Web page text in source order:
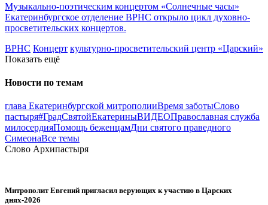
Музыкально-поэтическим концертом «Солнечные часы»
Екатеринбургское отделение ВРНС открыло цикл духовно-
просветительских концертов.
ВРНС Концерт культурно-просветительский центр «Царский»
Показать ещё
Новости по темам
глава Екатеринбургской митрополииВремя заботыСлово
пастыря#ГрадСвятойЕкатериныВИДЕОПравославная служба
милосердияПомощь беженцамДни святого праведного
СимеонаВсе темы
Слово Архипастыря
Митрополит Евгений пригласил верующих к участию в Царских
днях-2026